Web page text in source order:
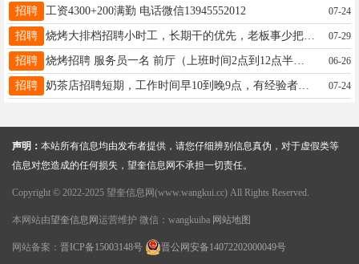
招聘 工资4300+200满勤 电话微信13945552012 07-24
招聘 烧烤大排档招聘小时工，长期干的优先，老板事少把自己的活干好就行了，10块钱一个小时，联系电话；15845533001，白天9点以后随时可以打电话 07-29
招聘 烧烤招聘 服务员一名 前厅（上班时间2点到12点半） ☎:15546557763（微信同步） 06-26
招聘 奶茶店招聘短期，工作时间早10到晚9点，有经验者优先，电话18145559166 07-24
声明： 本站所有信息均由发布者提供，请您仔细辨别信息真伪，对于虚假类等
信息对您造成的任何损失，望奎信息网不承担一切责任。
Copyright © 2022-2025 望奎信息网(www.wangkui.cc) All Rights Reserved.
本网站由望奎信息网 运营维护 微信：wangkuiba 网站地图
网站备案： 晋ICP备15003148号 晋公网安备14072202000049号